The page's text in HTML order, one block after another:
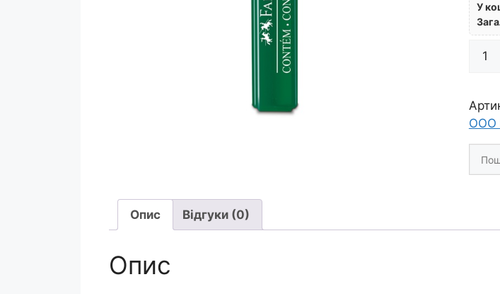
У
0.7мм
ООО
Опис Відгуки (0)
Опис